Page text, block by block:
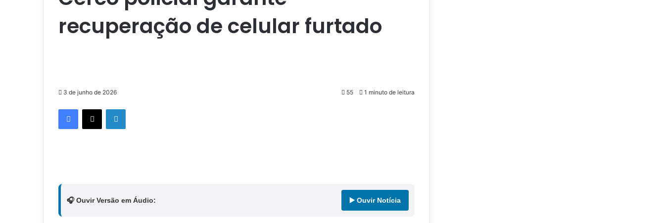
recuperação de celular furtado
3 de junho de 2026 55 1 minuto de leitura
Facebook
X Linkedin
🎧 Ouvir Versão em Áudio: ▶️ Ouvir Notícia